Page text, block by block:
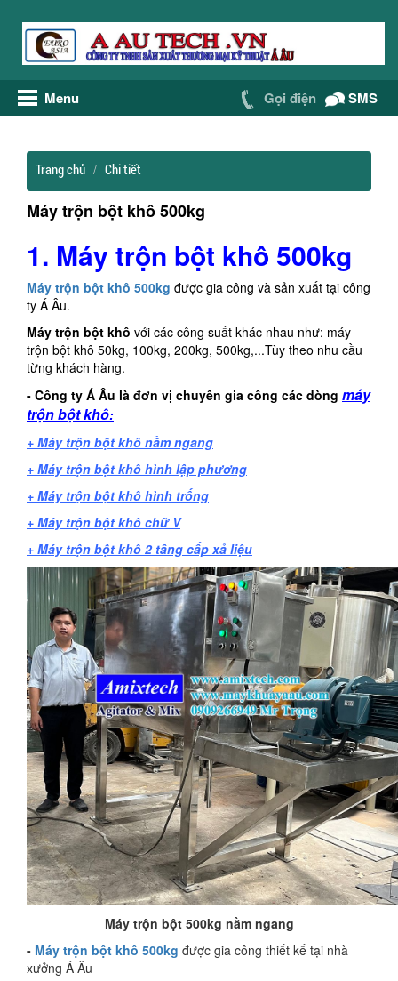
Menu Gọi điện SMS
Trang chủ Chi tiết
Máy trộn bột khô 500kg
1. Máy trộn bột khô 500kg
Máy trộn bột khô 500kg được gia công và sản xuất tại công
ty Á Âu.
Máy trộn bột khô với các công suất khác nhau như: máy
trộn bột khô 50kg, 100kg, 200kg, 500kg,...Tùy theo nhu cầu
từng khách hàng.
- Công ty Á Âu là đơn vị chuyên gia công các dòng máy
trộn bộtkhô:
+ Máy trộn bột khô nằm ngang
+ Máy trộn bột khô hình lập phương
+ Máy trộn bột khô hình trống
+ Máy trộn bột khô chữ V
+ Máy trộn bột khô 2 tầng cấp xả liệu
Máy trộn bột 500kg nằm ngang
- Máy trộn bột khô 500kg được gia công thiết kế tại nhà
xưởng Á Âu